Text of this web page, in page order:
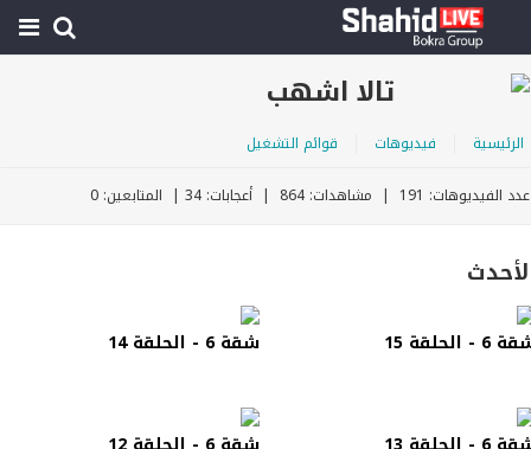
تالا اشهب
الرئيسية فيديوهات
قوائم التشغيل
عدد الفيديوهات: 191 | مشاهدات: 864 | أعجابات: 34 | المتابعين: 0
6 - الحلقة 15 شقة 6 - الحلقة 14